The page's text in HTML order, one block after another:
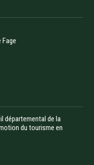
Fage
départemental de la
du tourisme en